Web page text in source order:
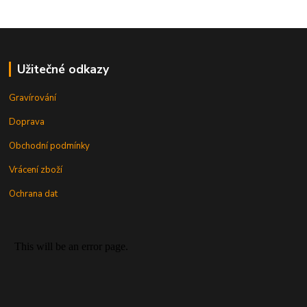
Užitečné odkazy
Gravírování
Doprava
Obchodní podmínky
Vrácení zboží
Ochrana dat